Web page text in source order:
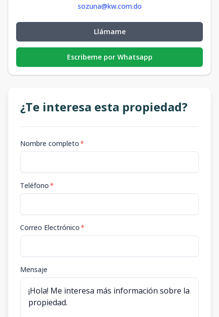
sozuna@kw.com.do
Llámame
Escribeme por Whatsapp
¿Te interesa esta propiedad?
Nombre completo*
Teléfono*
Correo Electrónico*
Mensaje